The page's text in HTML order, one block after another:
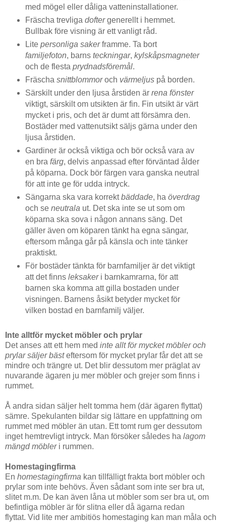
med mögel eller dåliga vatteninstallationer.
Fräscha trevliga doftergenerellt i hemmet.
Bullbak före visning är ett vanligt råd.
Lite personliga sakerframme. Ta bort
familjefoton, barns teckningar, kylskåpsmagneter
och de flesta prydnadsföremål.
Fräscha snittblommoroch värmeljuspå borden.
Särskilt under den ljusa årstiden är rena fönster
viktigt, särskilt om utsikten är fin. Fin utsikt är värt
mycket i pris, och det är dumt att försämra den.
Bostäder med vattenutsikt säljs gärna under den
ljusa årstiden.
Gardiner är också viktiga och bör också vara av
en bra färg, delvis anpassad efter förväntad ålder
på köparna. Dock bör färgen vara ganska neutral
för att inte ge för udda intryck.
Sängarna ska vara korrektbäddade, ha överdrag
och se neutrala ut. Det ska inte se ut som om
köparna ska sova i någon annans säng. Det
gäller även om köparen tänkt ha egna sängar,
eftersom många går på känsla och inte tänker
praktiskt.
För bostäder tänkta för barnfamiljer är det viktigt
att det finnsleksakeri barnkamrarna, för att
barnen ska komma att gilla bostaden under
visningen. Barnens åsikt betyder mycket för
vilken bostad en barnfamilj väljer.
Inte alltför mycket möbler och prylar
Det anses att ett hem med inte allt för mycket möbler och
prylar säljer bästeftersom för mycket prylar får det att se
mindre och trängre ut. Det blir dessutom mer präglat av
nuvarande ägaren ju mer möbler och grejer som finns i
rummet.
Å andra sidan säljer helt tomma hem (där ägaren flyttat)
sämre. Spekulanten bildar sig lättare en uppfattning om
rummet med möbler än utan. Ett tomt rum ger dessutom
inget hemtrevligt intryck. Man försöker således ha lagom
mängd möbleri rummen.
Homestagingfirma
En homestagingfirma kan tillfälligt frakta bort möbler och
prylar som inte behövs. Även sådant som inte ser bra ut,
slitet m.m. De kan även låna ut möbler som ser bra ut, om
befintliga möbler är för slitna eller då ägarna redan
flyttat. Vid lite mer ambitiös homestaging kan man måla och